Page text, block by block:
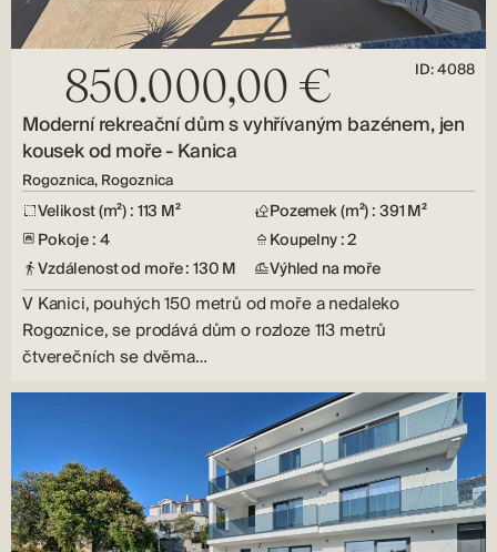
850.000,00 € ID: 4088
Moderní rekreační dům s vyhřívaným bazénem, ​​jen
kousek od moře - Kanica
Rogoznica, Rogoznica
Velikost (m²) : 113 M²
Pozemek (m²) : 391 M²
Pokoje : 4
Koupelny : 2
Vzdálenost od moře : 130 M
Výhled na moře
V Kanici, pouhých 150 metrů od moře a nedaleko
Rogoznice, se prodává dům o rozloze 113 metrů
čtverečních se dvěma…